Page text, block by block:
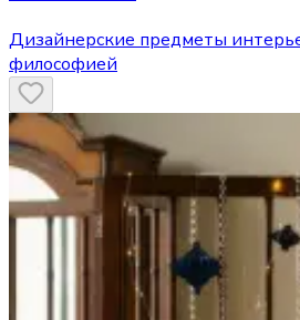
Дизайнерские предметы
философией